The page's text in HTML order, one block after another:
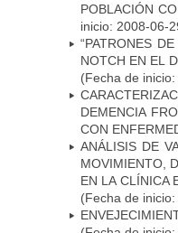
POBLACIÓN
inicio: 2008-06-
“PATRONES
NOTCH EN EL
(Fecha de
DEMENCIA
CON
ANÁLISIS DE
MOVIMIENTO,
EN LA CLÍNICA
(Fecha de